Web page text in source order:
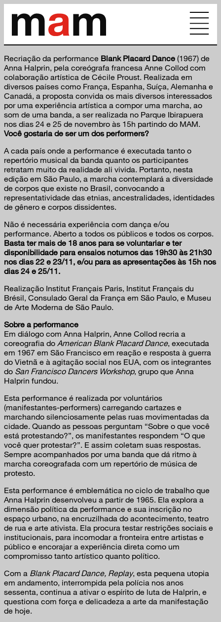
Recriação da performance Blank Placard Dance (1967) de
Anna Halprin, pela coreógrafa francesa Anne Collod com
colaboração artística de Cécile Proust. Realizada em
diversos países como França, Espanha, Suíça, Alemanha e
Canadá, a proposta convida os mais diversos interessados
por uma experiência artística a compor uma marcha, ao
som de uma banda, a ser realizada no Parque Ibirapuera
nos dias 24 e 25 de novembro às 15h partindo do MAM.
Você gostaria de ser um dos performers?
A cada país onde a performance é executada tanto o
repertório musical da banda quanto os participantes
retratam muito da realidade ali vivida. Portanto, nesta
edição em São Paulo, a marcha contemplará a diversidade
de corpos que existe no Brasil, convocando a
representatividade das etnias, ancestralidades, identidades
de gênero e corpos dissidentes.
Não é necessária experiência com dança e/ou
performance. Aberto a todos os públicos e todos os corpos.
Basta ter mais de 18 anos para se voluntariar e ter
disponibilidade para ensaios noturnos das 19h30 às 21h30
nos dias 22 e 23/11, e/ou para as apresentações às 15h nos
dias 24 e 25/11.
Realização Institut Français Paris, Institut Français du
Brésil, Consulado Geral da França em São Paulo, e Museu
de Arte Moderna de São Paulo.
Sobre a performance
Em diálogo com Anna Halprin, Anne Collod recria a
coreografia do American Blank Placard Dance, executada
em 1967 em São Francisco em reação e resposta à guerra
do Vietnã e à agitação social nos EUA, com os integrantes
do San Francisco Dancers Workshop, grupo que Anna
Halprin fundou.
Esta performance é realizada por voluntários
(manifestantes-performers) carregando cartazes e
marchando silenciosamente pelas ruas movimentadas da
cidade. Quando as pessoas perguntam “Sobre o que você
está protestando?”, os manifestantes respondem “O que
você quer protestar?”. E assim coletam suas respostas.
Sempre acompanhados por uma banda que dá ritmo à
marcha coreografada com um repertório de música de
protesto.
Esta performance é emblemática no ciclo de trabalho que
Anna Halprin desenvolveu a partir de 1965. Ela explora a
dimensão política da performance e sua inscrição no
espaço urbano, na encruzilhada do acontecimento, teatro
de rua e arte ativista. Ela procura testar restrições sociais e
institucionais, para incomodar a fronteira entre artistas e
público e encorajar a experiência direta como um
compromisso tanto artístico quanto político.
Com a Blank Placard Dance, Replay, esta pequena utopia
em andamento, interrompida pela polícia nos anos
sessenta, continua a ativar o espírito de luta de Halprin, e
questiona com força e delicadeza a arte da manifestação
de hoje.